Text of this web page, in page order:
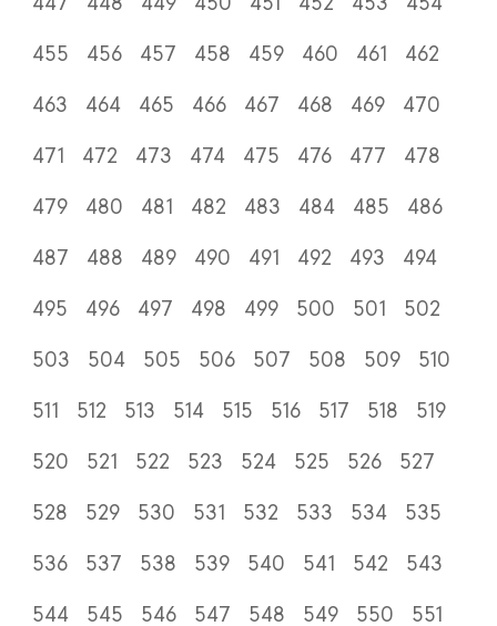
455
456 457 458 459 460 461
462
463
464 465 466 467 468 469
470
471
472 473 474 475 476 477
478
479
480 481 482 483 484 485
486
487
488 489 490 491 492 493
494
495
496 497 498 499 500 501
502
503
504 505 506 507 508 509
510
511
512 513 514 515 516 517 518
519
520
521 522 523 524 525 526
527
528
529 530 531 532 533 534
535
536
537 538 539 540 541 542
543
544
545 546 547 548 549 550
551